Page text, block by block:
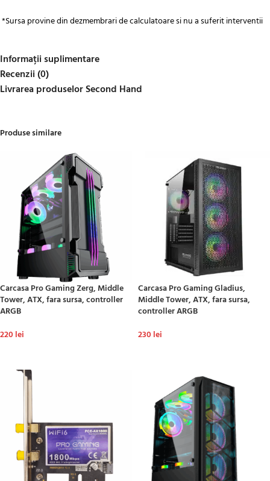
*Sursa provine din dezmembrari de calculatoare si nu a suferit interventii
Informații suplimentare
Recenzii (0)
Livrarea produselor Second Hand
Produse similare
Carcasa Pro Gaming Zerg, Middle
Tower, ATX, fara sursa, controller
ARGB
220 lei
Carcasa Pro Gaming Gladius,
Middle Tower, ATX, fara sursa,
controller ARGB
230 lei